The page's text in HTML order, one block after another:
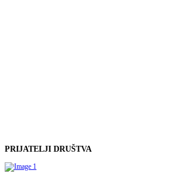
PRIJATELJI DRUŠTVA